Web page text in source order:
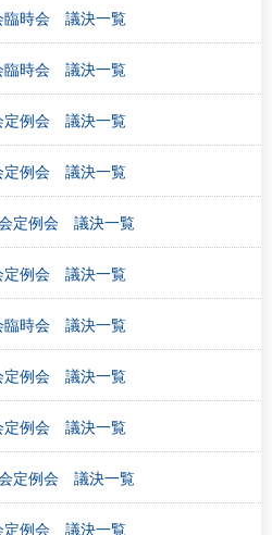
臨時会 議決一覧
臨時会 議決一覧
定例会 議決一覧
定例会 議決一覧
定例会 議決一覧
定例会 議決一覧
臨時会 議決一覧
定例会 議決一覧
定例会 議決一覧
定例会 議決一覧
定例会 議決一覧